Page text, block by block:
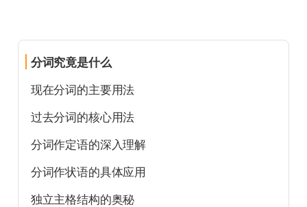
分词究竟是什么
现在分词的主要用法
过去分词的核心用法
分词作定语的深入理解
分词作状语的具体应用
独立主格结构的奥秘